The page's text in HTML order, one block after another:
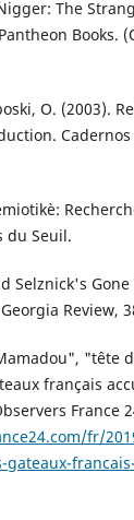
The
Books.
O. (2003).
du Seuil.
Selznick's
Review,
"tête
français
France
fr/
gateaux-